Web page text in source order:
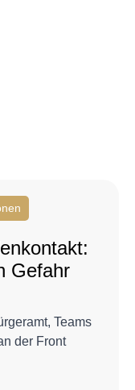
Gefahr
Teams
der Front